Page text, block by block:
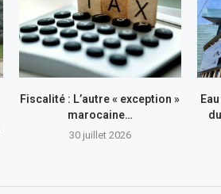
Fiscalité : L’autre « exception »
marocaine…
30 juillet 2026